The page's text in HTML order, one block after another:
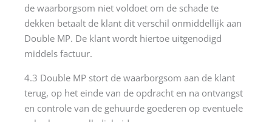
de waarborgsom niet voldoet om de schade te
dekken betaalt de klant dit verschil onmiddellijk aan
Double MP. De klant wordt hiertoe uitgenodigd
middels factuur.
4.3 Double MP stort de waarborgsom aan de klant
terug, op het einde van de opdracht en na ontvangst
en controle van de gehuurde goederen op eventuele